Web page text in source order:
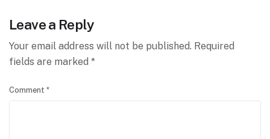
Leave a Reply
Your email address will not be published. Required
fields are marked *
Comment *